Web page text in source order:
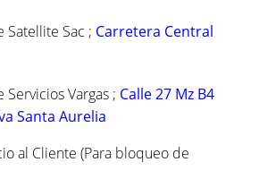
Satellite Sac ; Carretera Central
Servicios Vargas ; Calle 27 Mz B4
Santa Aurelia
al Cliente (Para bloqueo de